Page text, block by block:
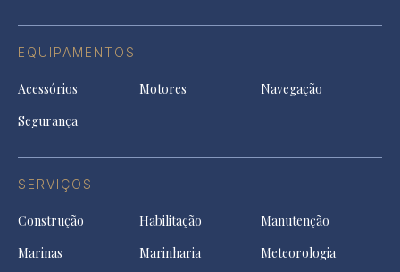
EQUIPAMENTOS
Acessórios Motores
Navegação
Segurança
SERVIÇOS
Construção Habilitação
Manutenção
Marinas
Marinharia
Meteorologia